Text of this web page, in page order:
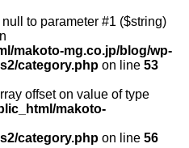
to parameter #1 ($string)
makoto-mg.co.jp/blog/wp-
category.php on line 53
offset on value of type
makoto-
category.php on line 56